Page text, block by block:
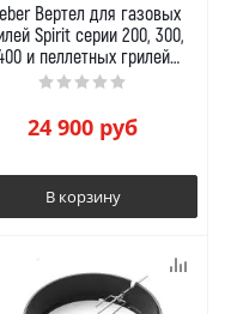
Вертел для газовых
Spirit серии 200, 300,
и пеллетных грилей
Searwood
24 900 руб
В корзину